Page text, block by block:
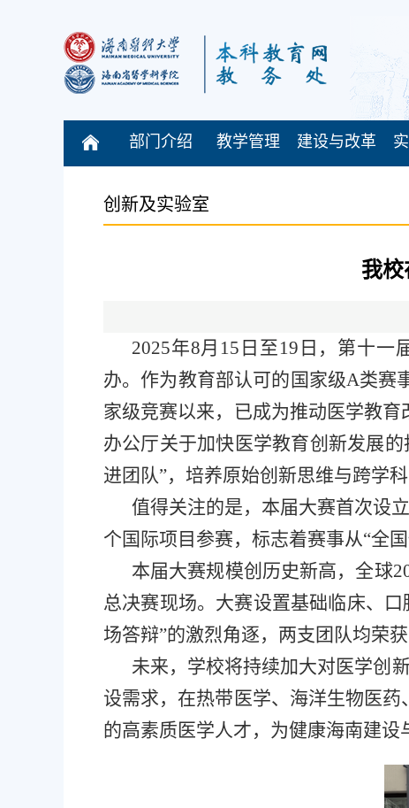
部门介绍 教学管理 建设与改革
创新及实验室
我
2025年8月15日至19日，第十一
办。作为教育部认可的国家级A类赛
家级竞赛以来，已成为推动医学教
办公厅关于加快医学教育创新发展
进团队”，培养原始创新思维与跨学科
值得关注的是，本届大赛首次设
个国际项目参赛，标志着赛事从“全
本届大赛规模创历史新高，全球
总决赛现场。大赛设置基础临床、
场答辩”的激烈角逐，两支团队均荣获
未来，学校将持续加大对医学创
设需求，在热带医学、海洋生物医
的高素质医学人才，为健康海南建设